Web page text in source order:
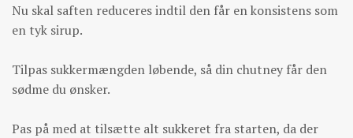
Nu skal saften reduceres indtil den får en konsistens som
en tyk sirup.
Tilpas sukkermængden løbende, så din chutney får den
sødme du ønsker.
Pas på med at tilsætte alt sukkeret fra starten, da der